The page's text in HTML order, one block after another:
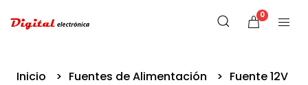
0
Inicio Fuentes de Alimentación Fuente 12V